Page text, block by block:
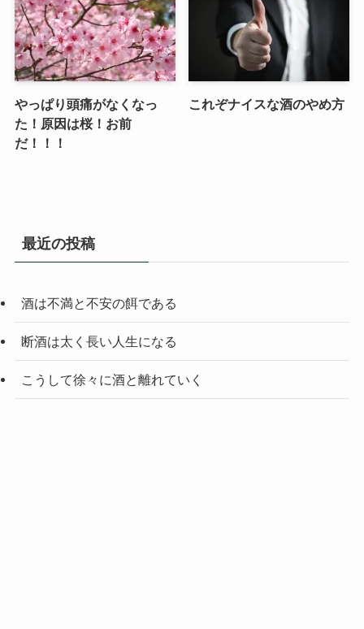
やっぱり頭痛がなくなっ
た！原因は桜！お前
だ！！！
これぞナイスな酒のやめ方
最近の投稿
酒は不満と不安の餌である
断酒は太く長い人生になる
こうして徐々に酒と離れていく